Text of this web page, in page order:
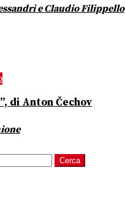
e Claudio Filippello
di Anton Čechov